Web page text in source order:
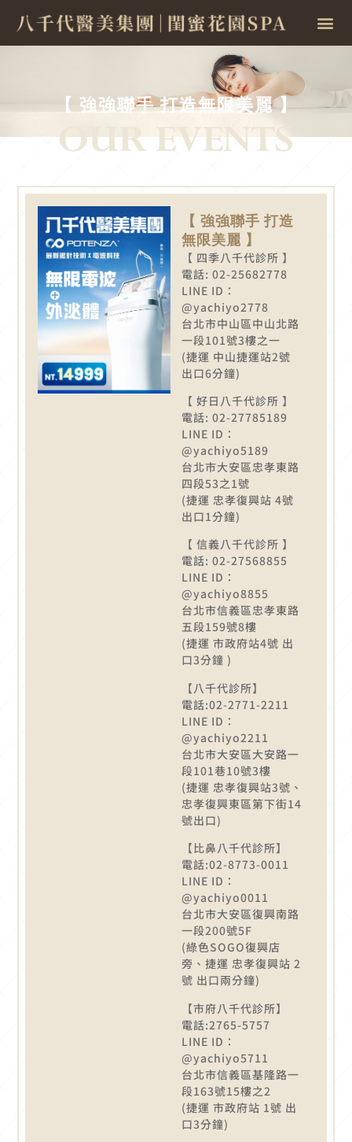
【 強強聯手 打造無限美麗 】
【 強強聯手 打造
無限美麗 】
【 四季八千代診所 】
電話: 02-25682778
LINE ID：
@yachiyo2778
台北市中山區中山北路
一段101號3樓之一
(捷運 中山捷運站2號
出口6分鐘)
【 好日八千代診所 】
電話: 02-27785189
LINE ID：
@yachiyo5189
台北市大安區忠孝東路
四段53之1號
(捷運 忠孝復興站 4號
出口1分鐘)
【 信義八千代診所 】
電話: 02-27568855
LINE ID：
@yachiyo8855
台北市信義區忠孝東路
五段159號8樓
(捷運 市政府站4號 出
口3分鐘 )
【八千代診所】
電話:02-2771-2211
LINE ID：
@yachiyo2211
台北市大安區大安路一
段101巷10號3樓
(捷運 忠孝復興站3號、
忠孝復興東區第下街14
號出口)
【比鼻八千代診所】
電話:02-8773-0011
LINE ID：
@yachiyo0011
台北市大安區復興南路
一段200號5F
(綠色SOGO復興店
旁、捷運 忠孝復興站 2
號 出口兩分鐘)
【市府八千代診所】
電話:2765-5757
LINE ID：
@yachiyo5711
台北市信義區基隆路一
段163號15樓之2
(捷運 市政府站 1號 出
口3分鐘)